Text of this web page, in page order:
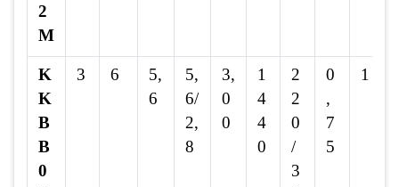
2
M
K
K
B
B
0
3 6
5,
6
5,
6/
2,
8
3,
0
0
1
4
4
0
2
2
0
/
3
0
,
7
5
1